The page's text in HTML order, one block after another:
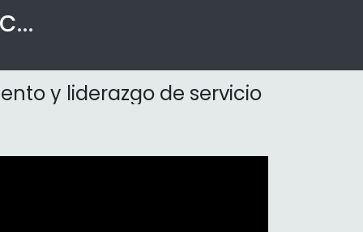
Reinventando las Organizaciones
y liderazgo de servicio